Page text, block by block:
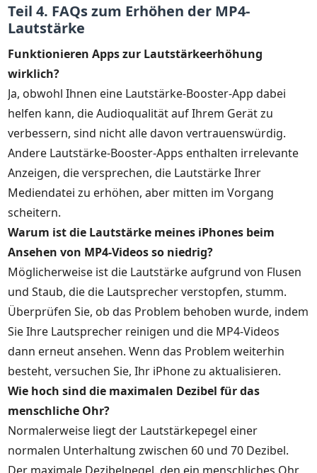
Teil 4. FAQs zum Erhöhen der MP4-
Lautstärke
Funktionieren Apps zur Lautstärkeerhöhung
wirklich?
Ja, obwohl Ihnen eine Lautstärke-Booster-App dabei
helfen kann, die Audioqualität auf Ihrem Gerät zu
verbessern, sind nicht alle davon vertrauenswürdig.
Andere Lautstärke-Booster-Apps enthalten irrelevante
Anzeigen, die versprechen, die Lautstärke Ihrer
Mediendatei zu erhöhen, aber mitten im Vorgang
scheitern.
Warum ist die Lautstärke meines iPhones beim
Ansehen von MP4-Videos so niedrig?
Möglicherweise ist die Lautstärke aufgrund von Flusen
und Staub, die die Lautsprecher verstopfen, stumm.
Überprüfen Sie, ob das Problem behoben wurde, indem
Sie Ihre Lautsprecher reinigen und die MP4-Videos
dann erneut ansehen. Wenn das Problem weiterhin
besteht, versuchen Sie, Ihr iPhone zu aktualisieren.
Wie hoch sind die maximalen Dezibel für das
menschliche Ohr?
Normalerweise liegt der Lautstärkepegel einer
normalen Unterhaltung zwischen 60 und 70 Dezibel.